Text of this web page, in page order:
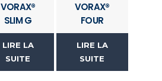
VORAX®
SLIM G
LIRE LA
SUITE
VORAX®
FOUR
LIRE LA
SUITE